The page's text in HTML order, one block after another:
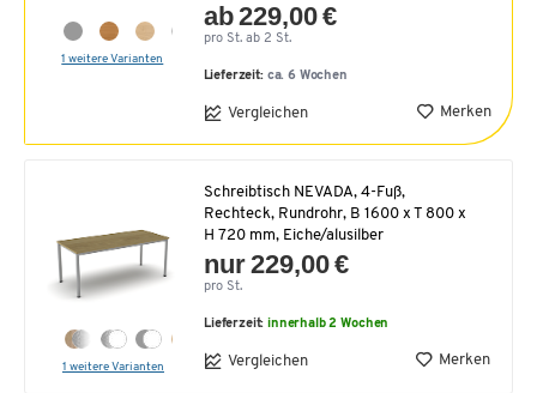
1 weitere Varianten
ab 229,00 €
pro St. ab 2 St.
Lieferzeit: ca. 6 Wochen
Vergleichen Merken
1 weitere Varianten
Schreibtisch NEVADA, 4-Fuß,
Rechteck, Rundrohr, B 1600 x T 800 x
H 720 mm, Eiche/alusilber
nur 229,00 €
pro St.
Lieferzeit:innerhalb 2 Wochen
Vergleichen Merken